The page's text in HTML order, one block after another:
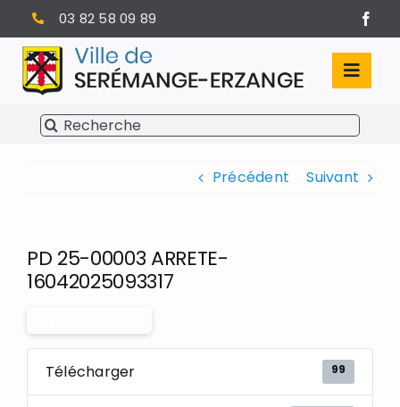
Passer
au
contenu
03 82 58 09 89
SÉRÉMANGE-ERZANGE
INFOS PRATIQUES
Rechercher:
Précédent Suivant
PD 25-00003 ARRETE-
16042025093317
Télécharger 99